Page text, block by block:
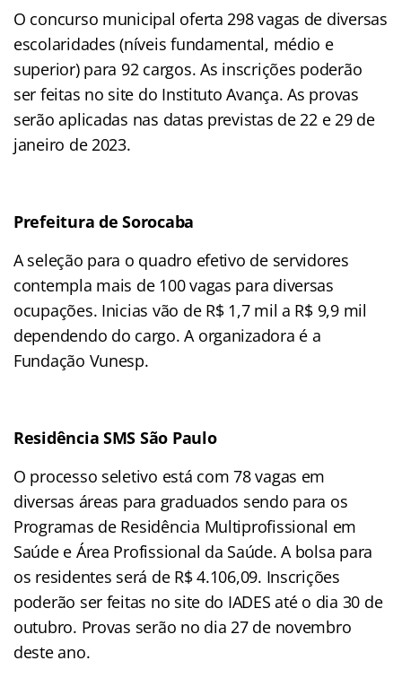
O concurso municipal oferta 298 vagas de diversas
escolaridades (níveis fundamental, médio e
superior) para 92 cargos. As inscrições poderão
ser feitas no site do Instituto Avança. As provas
serão aplicadas nas datas previstas de 22 e 29 de
janeiro de 2023.
Prefeitura de Sorocaba
A seleção para o quadro efetivo de servidores
contempla mais de 100 vagas para diversas
ocupações. Inicias vão de R$ 1,7 mil a R$ 9,9 mil
dependendo do cargo. A organizadora é a
Fundação Vunesp.
Residência SMS São Paulo
O processo seletivo está com 78 vagas em
diversas áreas para graduados sendo para os
Programas de Residência Multiprofissional em
Saúde e Área Profissional da Saúde. A bolsa para
os residentes será de R$ 4.106,09. Inscrições
poderão ser feitas no site do IADES até o dia 30 de
outubro. Provas serão no dia 27 de novembro
deste ano.